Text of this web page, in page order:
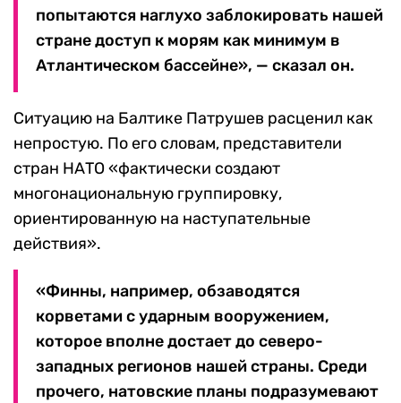
попытаются наглухо заблокировать нашей
стране доступ к морям как минимум в
Атлантическом бассейне», — сказал он.
Ситуацию на Балтике Патрушев расценил как
непростую. По его словам, представители
стран НАТО «фактически создают
многонациональную группировку,
ориентированную на наступательные
действия».
«Финны, например, обзаводятся
корветами с ударным вооружением,
которое вполне достает до северо-
западных регионов нашей страны. Среди
прочего, натовские планы подразумевают